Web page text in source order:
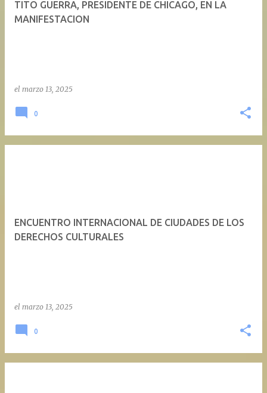
TITO GUERRA, PRESIDENTE DE CHICAGO, EN LA
MANIFESTACION
el marzo 13, 2025
0
ENCUENTRO INTERNACIONAL DE CIUDADES DE LOS
DERECHOS CULTURALES
el marzo 13, 2025
0